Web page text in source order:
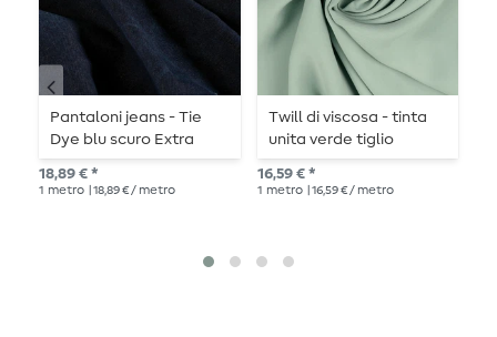
Pantaloni jeans - Tie
Dye blu scuro Extra
large
18,89 € *
1 metro | 18,89 € / metro
Twill di viscosa - tinta
unita verde tiglio
finitura Tencel
16,59 € *
1 metro | 16,59 € / metro